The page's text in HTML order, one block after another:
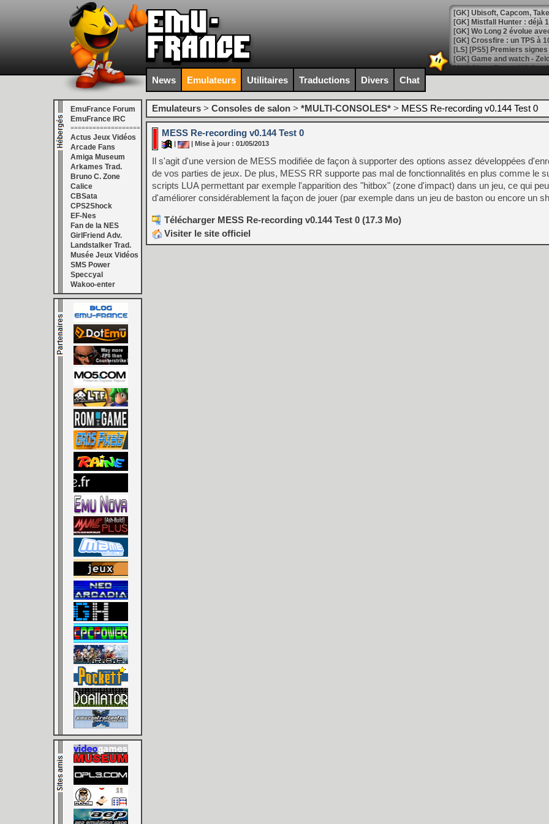
[GK] Mistfall Hunter : déjà
[GK] Wo Long 2 évolue
[GK] Crossfire : un TPS à
[LS] [PS5] Premiers
[Mo5] DOOM arrive en
[GK] Bethesda fête les 30
[GK] Roblox : l'action en
[GK] Agenda - GeForce
[GK] Devolver Digital en a
[LS] [PS5] ps5-y2jb-
[GK] Pourquoi Marvel
[GK] Test : Restory : Chill
[GK] GTA 6 : Rockstar
[GK] Hot Wheels Infinite
[GK] Mémoire cash -
[GK] Résultats Nintendo :
[GK] Déjà des
[GK] Minecraft et ses «
[GK] Beast of
[GK] Ubisoft : fin de partie
[GK] Dan Houser (GTA)
[GK] Comment EA Sports
[GK] Crimson Moon : un
[GK] Isle of Reveries : le
[GK] Moonlighter 2 : The
[GK] Capcom relance
[Mo5] Deux inédits du
[GK] Le beat'em up The
News Emulateurs Utilitaires Traductions Divers Chat
EmuFrance Forum
EmuFrance IRC
===================
Actus Jeux Vidéos
Arcade Fans
Amiga Museum
Arkames Trad.
Bruno C. Zone
Calice
CBSata
CPS2Shock
EF-Nes
Fan de la NES
GirlFriend Adv.
Landstalker Trad.
Musée Jeux Vidéos
SMS Power
Speccyal
Wakoo-enter
Emulateurs > Consoles de salon > *MULTI-CONSOLES* > MESS Re-recording v0.144 Test 0
MESS Re-recording v0.144 Test 0
| Mise à jour : 01/05/2013
Il s'agit d'une version de MESS modifiée de façon à supporter des options assez développées
de vos parties de jeux. De plus, MESS RR supporte pas mal de fonctionnalités en plus comme le
scripts LUA permettant par exemple l'apparition des "hitbox" (zone d'impact) dans un jeu, ce qui
d'améliorer considérablement la façon de jouer (par exemple dans un jeu de baston ou encore un
Télécharger MESS Re-recording v0.144 Test 0 (17.3 Mo)
Visiter le site officiel